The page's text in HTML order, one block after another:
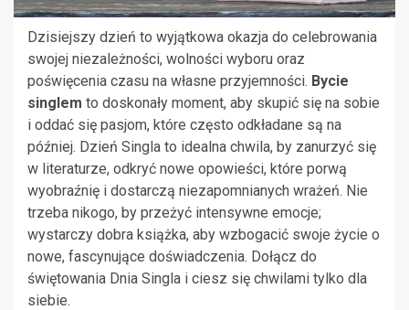
Dzisiejszy dzień to wyjątkowa okazja do celebrowania
swojej niezależności, wolności wyboru oraz
poświęcenia czasu na własne przyjemności. Bycie
singlem to doskonały moment, aby skupić się na sobie
i oddać się pasjom, które często odkładane są na
później. Dzień Singla to idealna chwila, by zanurzyć się
w literaturze, odkryć nowe opowieści, które porwą
wyobraźnię i dostarczą niezapomnianych wrażeń. Nie
trzeba nikogo, by przeżyć intensywne emocje;
wystarczy dobra książka, aby wzbogacić swoje życie o
nowe, fascynujące doświadczenia. Dołącz do
świętowania Dnia Singla i ciesz się chwilami tylko dla
siebie.